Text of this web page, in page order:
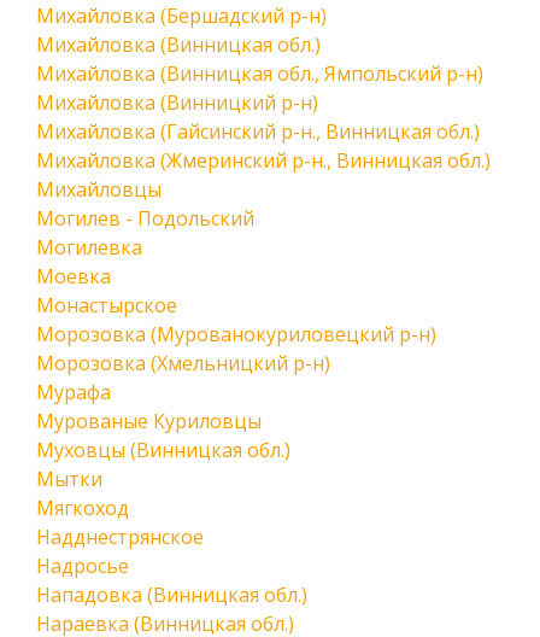
Михайловка (Бершадский р-н)
Михайловка (Винницкая обл.)
Михайловка (Винницкая обл., Ямпольский р-н)
Михайловка (Винницкий р-н)
Михайловка (Гайсинский р-н., Винницкая обл.)
Михайловка (Жмеринский р-н., Винницкая обл.)
Михайловцы
Могилев - Подольский
Могилевка
Моевка
Монастырское
Морозовка (Мурованокуриловецкий р-н)
Морозовка (Хмельницкий р-н)
Мурафа
Мурованые Куриловцы
Муховцы (Винницкая обл.)
Мытки
Мягкоход
Надднестрянское
Надросье
Нападовка (Винницкая обл.)
Нараевка (Винницкая обл.)